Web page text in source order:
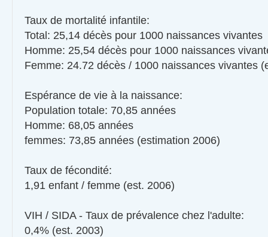
Taux de mortalité infantile:
Total: 25,14 décès pour 1000 naissances vivantes
Homme: 25,54 décès pour 1000 naissances
Femme: 24.72 décès / 1000 naissances vivantes
Espérance de vie à la naissance:
Population totale: 70,85 années
Homme: 68,05 années
femmes: 73,85 années (estimation 2006)
Taux de fécondité:
1,91 enfant / femme (est. 2006)
VIH / SIDA - Taux de prévalence chez l'adulte:
0,4% (est. 2003)